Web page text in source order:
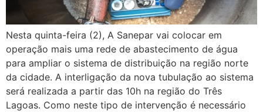
Nesta quinta-feira (2), A Sanepar vai colocar em
operação mais uma rede de abastecimento de água
para ampliar o sistema de distribuição na região norte
da cidade. A interligação da nova tubulação ao sistema
será realizada a partir das 10h na região do Três
Lagoas. Como neste tipo de intervenção é necessário